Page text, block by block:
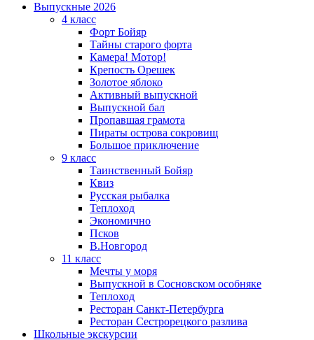
Выпускные 2026
4 класс
Форт Бойяр
Тайны старого форта
Камера! Мотор!
Крепость Орешек
Золотое яблоко
Активный выпускной
Выпускной бал
Пропавшая грамота
Пираты острова сокровищ
Большое приключение
9 класс
Таинственный Бойяр
Квиз
Русская рыбалка
Теплоход
Экономично
Псков
В.Новгород
11 класс
Мечты у моря
Выпускной в Сосновском особняке
Теплоход
Ресторан Санкт-Петербурга
Ресторан Сестрорецкого разлива
Школьные экскурсии